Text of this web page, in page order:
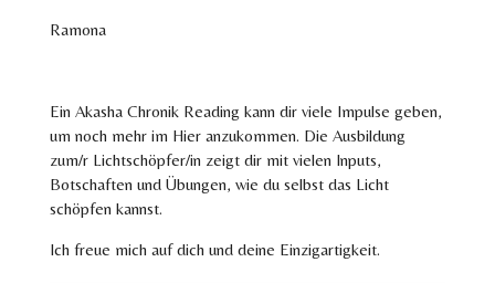
Ramona
Ein Akasha Chronik Reading kann dir viele Impulse geben,
um noch mehr im Hier anzukommen. Die Ausbildung
zum/r Lichtschöpfer/in zeigt dir mit vielen Inputs,
Botschaften und Übungen, wie du selbst das Licht
schöpfen kannst.
Ich freue mich auf dich und deine Einzigartigkeit.